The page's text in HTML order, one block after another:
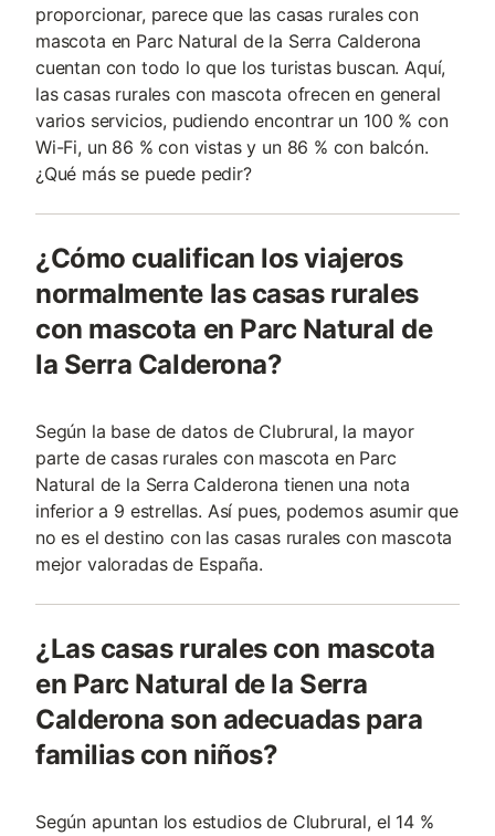
proporcionar, parece que las casas rurales con
mascota en Parc Natural de la Serra Calderona
cuentan con todo lo que los turistas buscan. Aquí,
las casas rurales con mascota ofrecen en general
varios servicios, pudiendo encontrar un 100 % con
Wi-Fi, un 86 % con vistas y un 86 % con balcón.
¿Qué más se puede pedir?
¿Cómo cualifican los viajeros
normalmente las casas rurales
con mascota en Parc Natural de
la Serra Calderona?
Según la base de datos de Clubrural, la mayor
parte de casas rurales con mascota en Parc
Natural de la Serra Calderona tienen una nota
inferior a 9 estrellas. Así pues, podemos asumir que
no es el destino con las casas rurales con mascota
mejor valoradas de España.
¿Las casas rurales con mascota
en Parc Natural de la Serra
Calderona son adecuadas para
familias con niños?
Según apuntan los estudios de Clubrural, el 14 %